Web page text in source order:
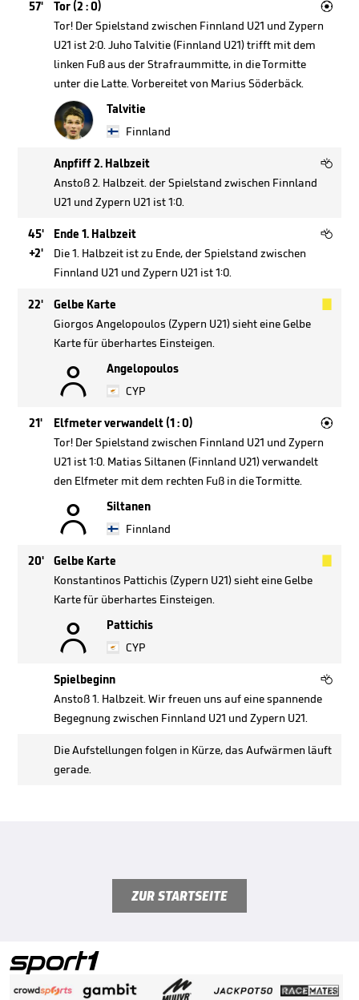
57' Tor (2 : 0) 
Tor! Der Spielstand zwischen Finnland U21 und Zypern
U21 ist 2:0. Juho Talvitie (Finnland U21) trifft mit dem
linken Fuß aus der Strafraummitte, in die Tormitte
unter die Latte. Vorbereitet von Marius Söderbäck.
Talvitie
Finnland
Anpfiff 2. Halbzeit 
Anstoß 2. Halbzeit. der Spielstand zwischen Finnland
U21 und Zypern U21 ist 1:0.
45'
+2'
Ende 1. Halbzeit 
Die 1. Halbzeit ist zu Ende, der Spielstand zwischen
Finnland U21 und Zypern U21 ist 1:0.
22' Gelbe Karte
Giorgos Angelopoulos (Zypern U21) sieht eine Gelbe
Karte für überhartes Einsteigen.

Angelopoulos
CYP
21' Elfmeter verwandelt (1 : 0) 
Tor! Der Spielstand zwischen Finnland U21 und Zypern
U21 ist 1:0. Matias Siltanen (Finnland U21) verwandelt
den Elfmeter mit dem rechten Fuß in die Tormitte.

Siltanen
Finnland
20' Gelbe Karte
Konstantinos Pattichis (Zypern U21) sieht eine Gelbe
Karte für überhartes Einsteigen.

Pattichis
CYP
Spielbeginn 
Anstoß 1. Halbzeit. Wir freuen uns auf eine spannende
Begegnung zwischen Finnland U21 und Zypern U21.
Die Aufstellungen folgen in Kürze, das Aufwärmen läuft
gerade.
ZUR STARTSEITE